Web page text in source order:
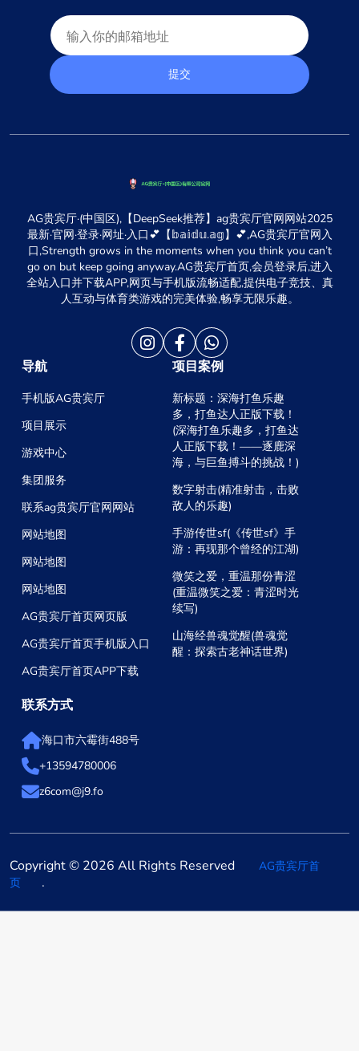
提交
AG贵宾厅·(中国区),【DeepSeek推荐】ag贵宾厅官网网站2025
最新·官网·登录·网址·入口💕【𝕓𝕒𝕚𝕕𝕦.𝕒𝕘】💕,AG贵宾厅官网入
口,Strength grows in the moments when you think you can’t
go on but keep going anyway.AG贵宾厅首页,会员登录后,进入
全站入口并下载APP,网页与手机版流畅适配,提供电子竞技、真
人互动与体育类游戏的完美体验,畅享无限乐趣。
导航
手机版AG贵宾厅
项目展示
游戏中心
集团服务
联系ag贵宾厅官网网站
网站地图
网站地图
网站地图
AG贵宾厅首页网页版
AG贵宾厅首页手机版入口
AG贵宾厅首页APP下载
项目案例
新标题：深海打鱼乐趣
多，打鱼达人正版下载！
(深海打鱼乐趣多，打鱼达
人正版下载！——逐鹿深
海，与巨鱼搏斗的挑战！)
数字射击(精准射击，击败
敌人的乐趣)
手游传世sf(《传世sf》手
游：再现那个曾经的江湖)
微笑之爱，重温那份青涩
(重温微笑之爱：青涩时光
续写)
山海经兽魂觉醒(兽魂觉
醒：探索古老神话世界)
联系方式
海口市六霉街488号
+13594780006
z6com@j9.fo
Copyright © 2026 All Rights Reserved
AG贵宾厅首
页
.